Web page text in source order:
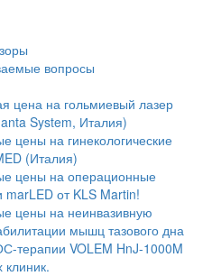
вопросы
цена на гольмиевый лазер
System, Италия)
цены на гинекологические
(Италия)
цены на операционные
marLED от KLS Martin!
цены на неинвазивную
мышц тазового дна
терапии VOLEM HnJ-1000M
клиник.